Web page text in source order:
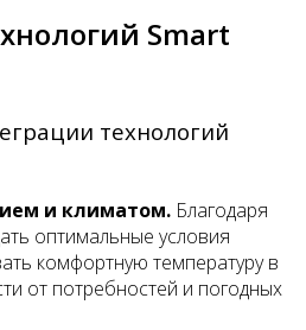
Smart
технологий
и климатом. Благодаря
оптимальные условия
комфортную температуру в
от потребностей и погодных